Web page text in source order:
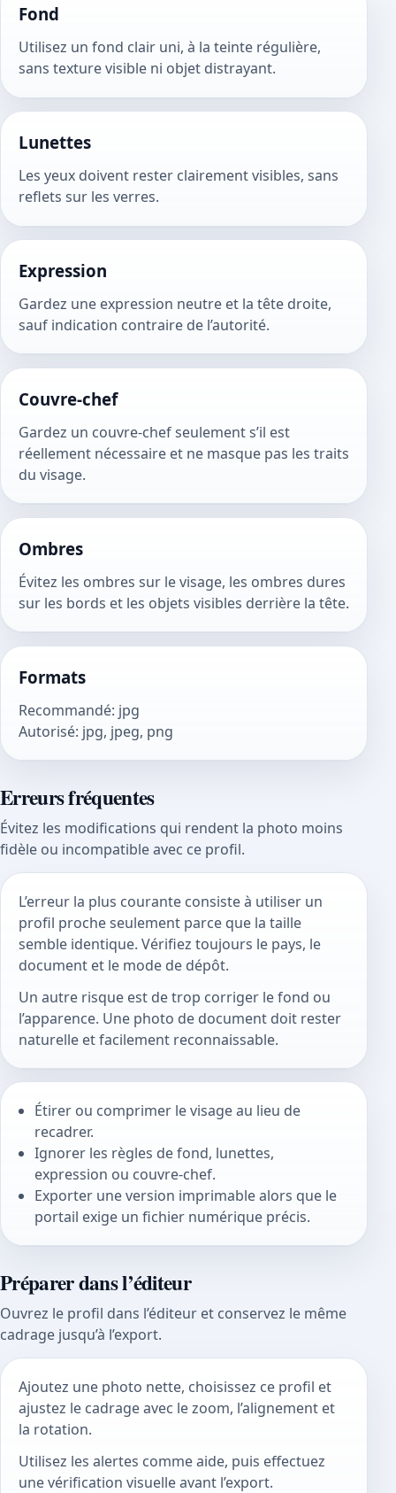
Fond
Utilisez un fond clair uni, à la teinte régulière,
sans texture visible ni objet distrayant.
Lunettes
Les yeux doivent rester clairement visibles, sans
reflets sur les verres.
Expression
Gardez une expression neutre et la tête droite,
sauf indication contraire de l’autorité.
Couvre-chef
Gardez un couvre-chef seulement s’il est
réellement nécessaire et ne masque pas les traits
du visage.
Ombres
Évitez les ombres sur le visage, les ombres dures
sur les bords et les objets visibles derrière la tête.
Formats
Recommandé: jpg
Autorisé: jpg, jpeg, png
Erreurs fréquentes
Évitez les modifications qui rendent la photo moins
fidèle ou incompatible avec ce profil.
L’erreur la plus courante consiste à utiliser un
profil proche seulement parce que la taille
semble identique. Vérifiez toujours le pays, le
document et le mode de dépôt.
Un autre risque est de trop corriger le fond ou
l’apparence. Une photo de document doit rester
naturelle et facilement reconnaissable.
Étirer ou comprimer le visage au lieu de
recadrer.
Ignorer les règles de fond, lunettes,
expression ou couvre-chef.
Exporter une version imprimable alors que le
portail exige un fichier numérique précis.
Préparer dans l’éditeur
Ouvrez le profil dans l’éditeur et conservez le même
cadrage jusqu’à l’export.
Ajoutez une photo nette, choisissez ce profil et
ajustez le cadrage avec le zoom, l’alignement et
la rotation.
Utilisez les alertes comme aide, puis effectuez
une vérification visuelle avant l’export.